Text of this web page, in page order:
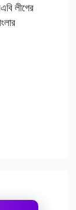
লীগের